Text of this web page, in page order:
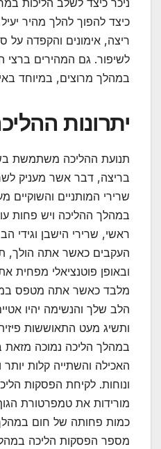
ניכר כיצד לשלב הליכות
כיצד להפוך להלך מהיר
ריצה, אימונים והקפדה
לשיפור. גם המהירים ברצי
במהלך מרוצים, במיוחד
יתרונות
תנועת ההליכה משתמשת
בריצה, דבר אשר מעניק
שרירי המותניים והשוקיים
במהלך ההליכה ויש פחות
ראשי, שרירי הישבן וגידי
העקבים כאשר אתה הולך,
ובאופן פוטנציאלי מפחית
מלבד כאשר אתה מטפס
הלב שלך והנשימה יהיו
ותשיג מעט התאוששות
במהלך הליכה נמוכה מזאת
האכילה והשתייה קלות יותר
מורידות את טמפרטורת
כמות פחותה של חום
מספר הפסקות הליכה